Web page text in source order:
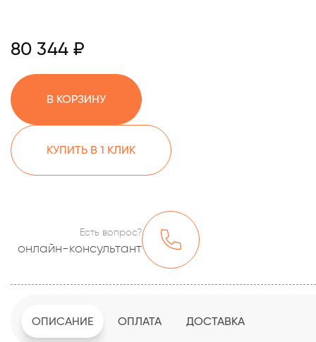
80 344 ₽
В КОРЗИНУ
КУПИТЬ В 1 КЛИК
Есть вопрос?
онлайн-консультант
ОПИСАНИЕ ОПЛАТА ДОСТАВКА